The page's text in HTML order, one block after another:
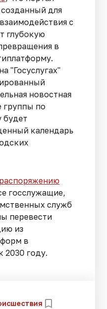
созданный для
с
глубокую
в
"Госуслугах"
новостная
группы по
будет
календарь
распоряжению
госслужащие,
служб
перевести
из
в
2030 году.